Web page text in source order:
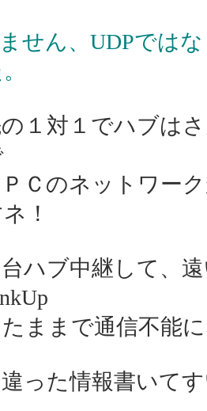
せん、UDPでは
対１でハブはさ
のネットワーク
！
ブ中継して、遠
まで通信不能に
た情報書いてす